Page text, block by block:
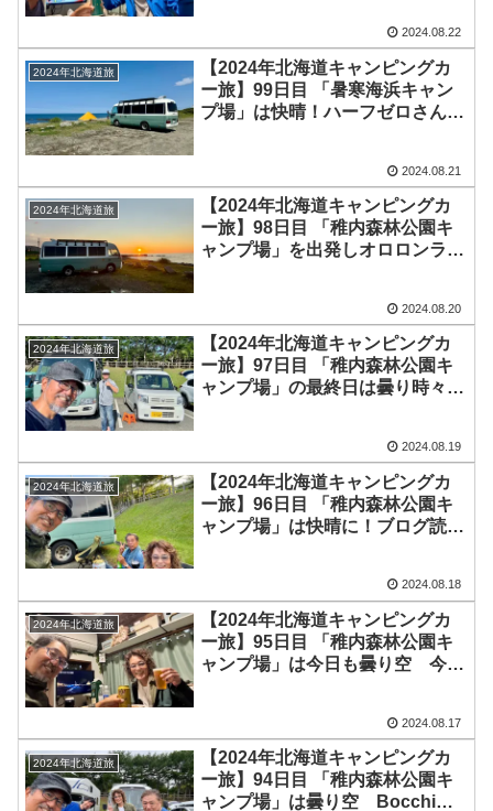
かおるちゃんと稚内ぶりの宴会♪
2024.08.22
2024年北海道旅
【2024年北海道キャンピングカ
ー旅】99日目 「暑寒海浜キャン
プ場」は快晴！ハーフゼロさんが
2024.08.21
2024年北海道旅
【2024年北海道キャンピングカ
ー旅】98日目 「稚内森林公園キ
ャンプ場」を出発しオロロンライ
を見ながら増毛町の「暑寒海浜キ
ャンプ場」へ
2024.08.20
2024年北海道旅
【2024年北海道キャンピングカ
ー旅】97日目 「稚内森林公園キ
ャンプ場」の最終日は曇り時々
動画で我が家のキャンピングカー
紹介動画が公開！
2024.08.19
2024年北海道旅
【2024年北海道キャンピングカ
ー旅】96日目 「稚内森林公園キ
ャンプ場」は快晴に！ブログ読者
2024.08.18
2024年北海道旅
【2024年北海道キャンピングカ
ー旅】95日目 「稚内森林公園キ
ャンプ場」は今日も曇り空 今晩
2024.08.17
2024年北海道旅
【2024年北海道キャンピングカ
ー旅】94日目 「稚内森林公園キ
ャンプ場」は曇り空 Bocchiさ